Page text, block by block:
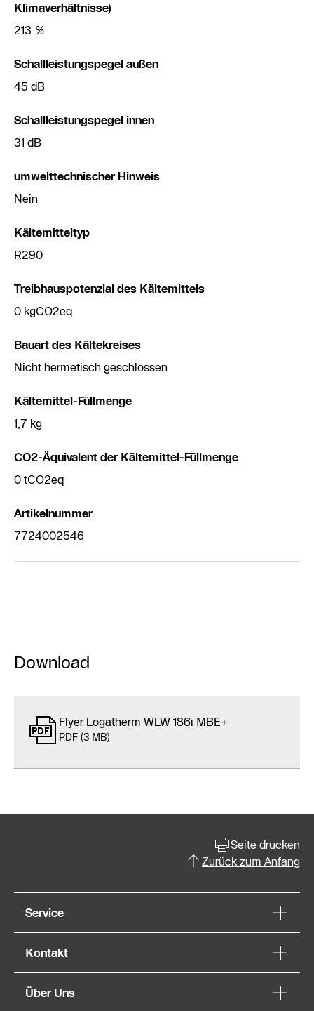
Klimaverhältnisse)
213 %
Schallleistungspegel außen
45 dB
Schallleistungspegel innen
31 dB
umwelttechnischer Hinweis
Nein
Kältemitteltyp
R290
Treibhauspotenzial des Kältemittels
0 kgCO2eq
Bauart des Kältekreises
Nicht hermetisch geschlossen
Kältemittel-Füllmenge
1,7 kg
CO2-Äquivalent der Kältemittel-Füllmenge
0 tCO2eq
Artikelnummer
7724002546
Download
Flyer Logatherm WLW 186i MBE+
PDF (3 MB)
Seite drucken
Zurück zum Anfang
Service
Kontakt
Über Uns